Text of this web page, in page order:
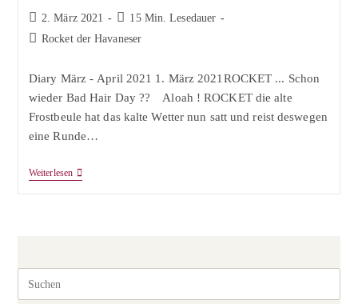
Beitrag
veröffentlicht:
2. März 2021 Lesedauer:
15 Min. Lesedauer
Beitrags-
Rocket der Havaneser
Diary März - April 2021 1. März 2021ROCKET ... Schon
wieder Bad Hair Day ??⠀ Aloah ! ROCKET die alte
Frostbeule hat das kalte Wetter nun satt und reist deswegen
eine Runde…
WeiterlesenRocket